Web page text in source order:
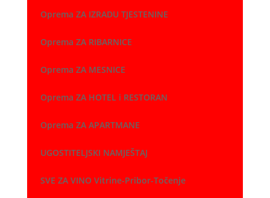
Oprema ZA IZRADU TJESTENINE
Oprema ZA RIBARNICE
Oprema ZA MESNICE
Oprema ZA HOTEL i RESTORAN
Oprema ZA APARTMANE
UGOSTITELJSKI NAMJEŠTAJ
SVE ZA VINO Vitrine-Pribor-Točenje